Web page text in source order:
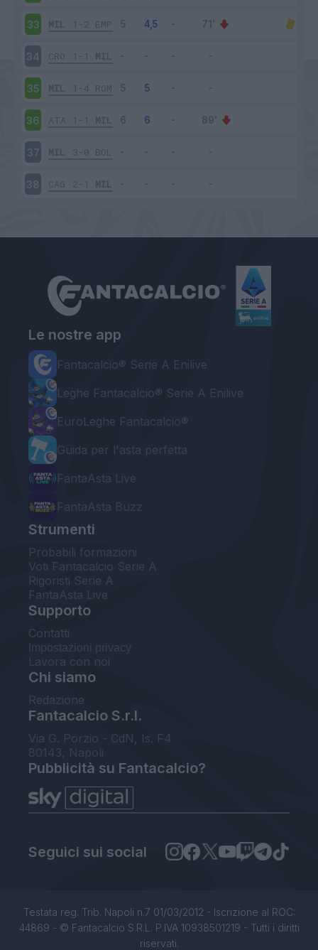
33 MIL 1-2 EMP
34 CRO 1-1 MIL
35 MIL 1-4 ROM
36 ATA 1-1 MIL
37 MIL 3-0 BOL
38 CAG 2-1 MIL
Le nostre app
Fantacalcio® Serie A Enilive
Leghe Fantacalcio® Serie A Enilive
EuroLeghe Fantacalcio®
Guida per l'asta perfetta
FantaAsta Live
FantaAsta Buzz
Strumenti
Probabili formazioni
Voti Fantacalcio Serie A
Rigoristi Serie A
FantaAsta Live
Supporto
Contatti
Impostazioni privacy
Lavora con noi
Chi siamo
Redazione
Fantacalcio S.r.l.
Via G. Porzio - CdN, Is. F4
80143, Napoli
Pubblicità su Fantacalcio?
Seguici sui social
Testata reg. Trib. Napoli n.7 01/03/2012 - Iscrizione al ROC:
44869 - © Fantacalcio S.R.L. P.IVA 10938501219 - Tutti i diritti
riservati.